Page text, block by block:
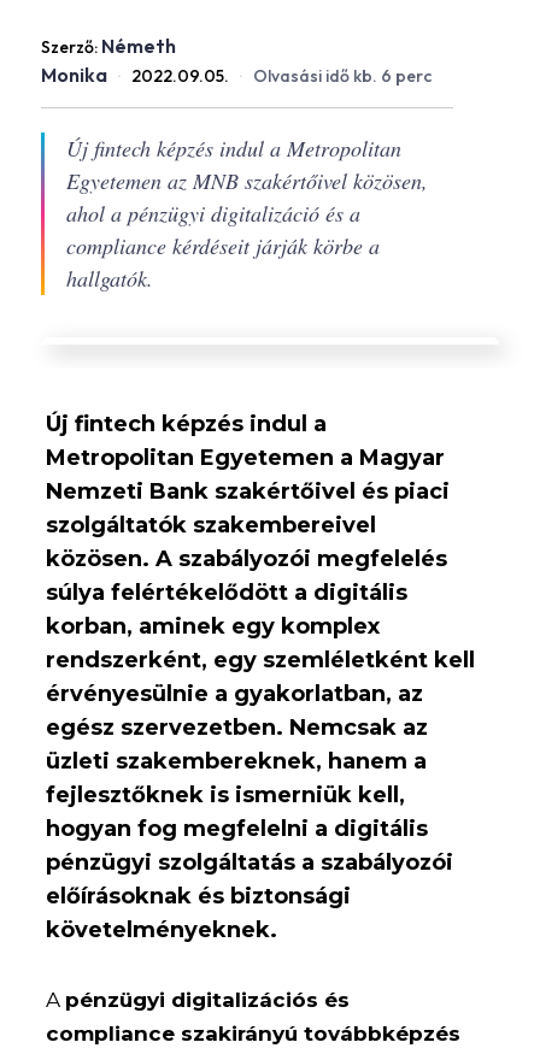
Szerző: Németh
Monika · 2022.09.05. · Olvasási idő kb. 6 perc
Új fintech képzés indul a Metropolitan
Egyetemen az MNB szakértőivel közösen,
ahol a pénzügyi digitalizáció és a
compliance kérdéseit járják körbe a
hallgatók.
Új fintech képzés indul a
Metropolitan Egyetemen a Magyar
Nemzeti Bank szakértőivel és piaci
szolgáltatók szakembereivel
közösen. A szabályozói megfelelés
súlya felértékelődött a digitális
korban, aminek egy komplex
rendszerként, egy szemléletként kell
érvényesülnie a gyakorlatban, az
egész szervezetben. Nemcsak az
üzleti szakembereknek, hanem a
fejlesztőknek is ismerniük kell,
hogyan fog megfelelni a digitális
pénzügyi szolgáltatás a szabályozói
előírásoknak és biztonsági
követelményeknek.
A pénzügyi digitalizációs és
compliance szakirányú továbbképzés